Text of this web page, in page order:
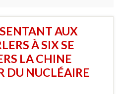
AUX
À SIX SE
LA CHINE
DU NUCLÉAIRE